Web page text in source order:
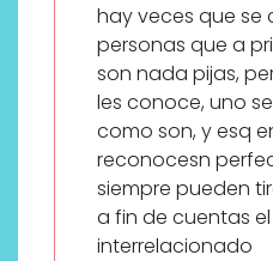
hay veces que se
personas que a
son nada pijas,
les conoce, uno
como son, y esq
reconocesn
siempre pueden
a fin de cuentas
interrelacionado